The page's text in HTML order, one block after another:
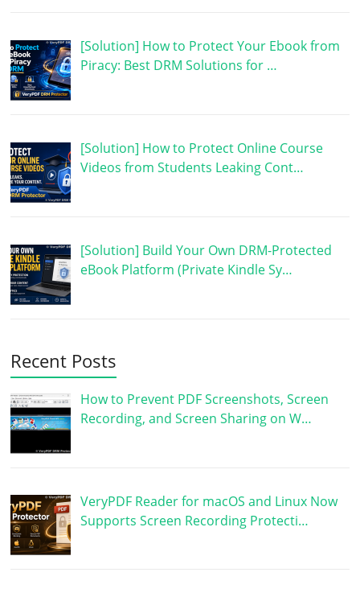
[Solution] How to Protect Your Ebook from
Piracy: Best DRM Solutions for …
[Solution] How to Protect Online Course
Videos from Students Leaking Cont…
[Solution] Build Your Own DRM-Protected
eBook Platform (Private Kindle Sy…
Recent Posts
How to Prevent PDF Screenshots, Screen
Recording, and Screen Sharing on W…
VeryPDF Reader for macOS and Linux Now
Supports Screen Recording Protecti…